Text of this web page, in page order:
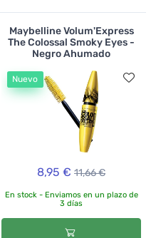
Maybelline Volum'Express
The Colossal Smoky Eyes -
Negro Ahumado
Nuevo
8,95 € 11,66 €
En stock - Enviamos en un plazo de
3 días